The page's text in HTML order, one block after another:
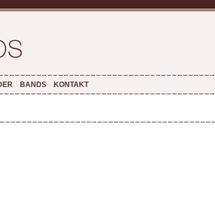
BANDS KONTAKT